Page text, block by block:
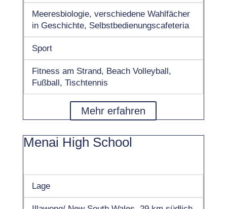
Meeresbiologie, verschiedene Wahlfächer
in Geschichte, Selbstbedienungscafeteria
Sport
Fitness am Strand, Beach Volleyball,
Fußball, Tischtennis
Mehr erfahren
Menai High School
Lage